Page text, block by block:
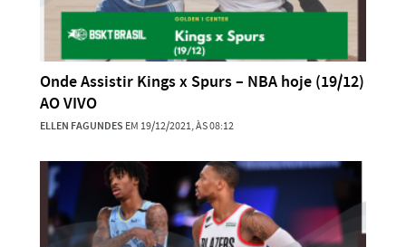
Onde Assistir Kings x Spurs – NBA hoje (19/12)
AO VIVO
ELLEN FAGUNDES EM 19/12/2021, ÀS 08:12